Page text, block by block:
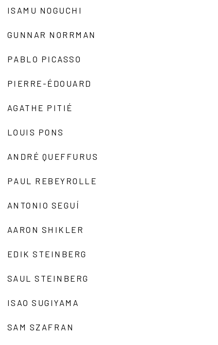
ISAMU NOGUCHI
GUNNAR NORRMAN
PABLO PICASSO
PIERRE-ÉDOUARD
AGATHE PITIÉ
LOUIS PONS
ANDRÉ QUEFFURUS
PAUL REBEYROLLE
ANTONIO SEGUÍ
AARON SHIKLER
EDIK STEINBERG
SAUL STEINBERG
ISAO SUGIYAMA
SAM SZAFRAN